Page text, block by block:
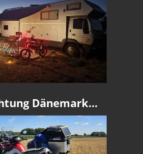
Dänemark…